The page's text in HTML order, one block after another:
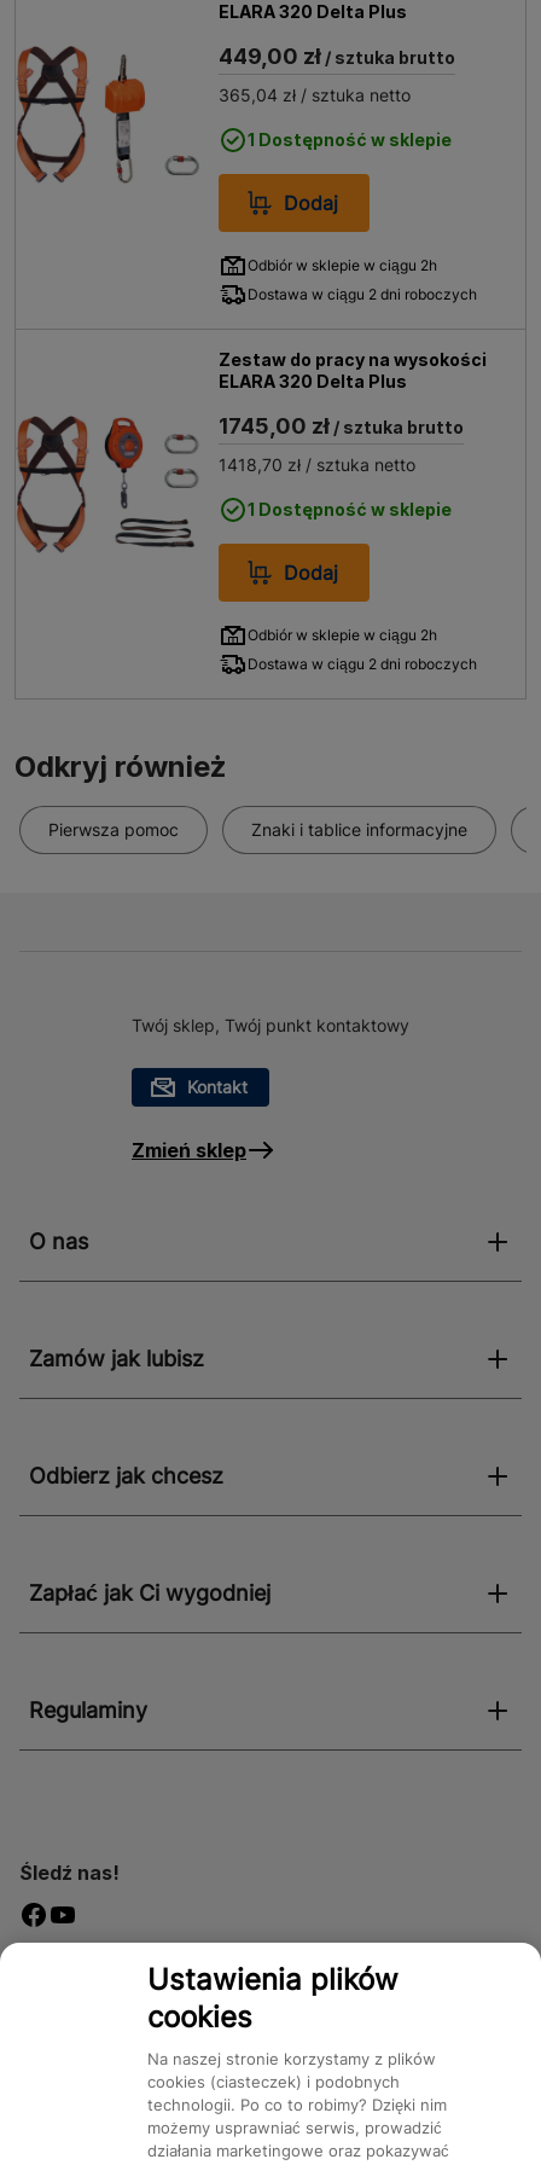
ELARA 320 Delta Plus
449,00 zł / sztuka brutto
365,04 zł / sztuka netto
1 Dostępność w sklepie
Dodaj
Odbiór w sklepie w ciągu 2h
Dostawa w ciągu 2 dni roboczych
Zestaw do pracy na wysokości
ELARA 320 Delta Plus
1745,00 zł / sztuka brutto
1418,70 zł / sztuka netto
1 Dostępność w sklepie
Dodaj
Odbiór w sklepie w ciągu 2h
Dostawa w ciągu 2 dni roboczych
Odkryj również
Pierwsza pomoc Znaki i tablice informacyjne
Twój sklep, Twój punkt kontaktowy
Kontakt
Zmień sklep
O nas
Zamów jak lubisz
Odbierz jak chcesz
Zapłać jak Ci wygodniej
Regulaminy
Śledź nas!
Dostępność
Kategorie Produkty Marki CMS
Ustawienia plików
cookies
Na naszej stronie korzystamy z plików
cookies (ciasteczek) i podobnych
technologii. Po co to robimy? Dzięki nim
możemy usprawniać serwis, prowadzić
działania marketingowe oraz pokazywać